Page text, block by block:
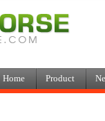
Home Product